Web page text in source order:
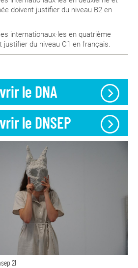
d'identité.
doivent justifier du niveau B2 en
internationaux·les en quatrième
justifier du niveau C1 en français.
le DNA
le DNSEP
21